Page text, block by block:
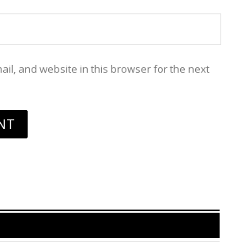
and website in this browser for the next